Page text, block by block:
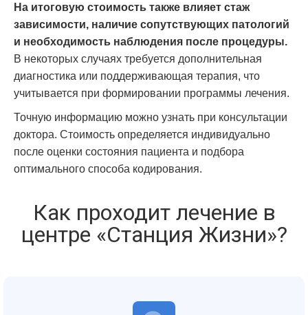
На итоговую стоимость также влияет стаж
зависимости, наличие сопутствующих патологий
и необходимость наблюдения после процедуры.
В некоторых случаях требуется дополнительная
диагностика или поддерживающая терапия, что
учитывается при формировании программы лечения.
Точную информацию можно узнать при консультации
доктора. Стоимость определяется индивидуально
после оценки состояния пациента и подбора
оптимального способа кодирования.
Как проходит лечение в
центре «Станция Жизни»?